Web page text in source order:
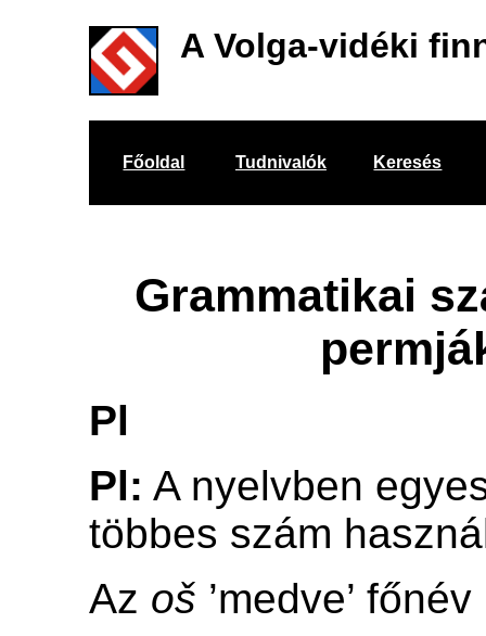
A Volga-vidéki
Főoldal Tudnivalók Keresés
Grammatikai
Pl
Pl: A nyelvben
többes szám
Az oš ’medve’